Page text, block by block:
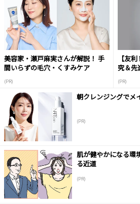
美容家・瀬戸麻実さんが解説！ 手
間いらずの毛穴・くすみケア
(PR)
【友
究＆先
(PR)
朝クレンジングでメ
(PR)
肌が健やかになる環
る近道
(PR)